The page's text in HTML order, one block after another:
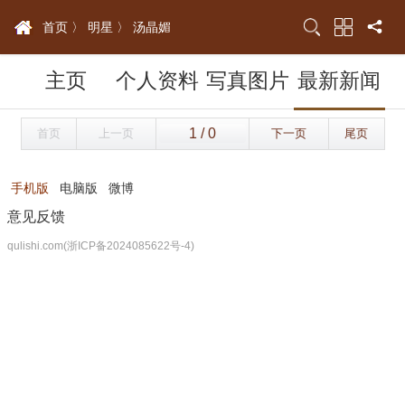
首页 〉 明星 〉 汤晶媚
主页 个人资料 写真图片 最新新闻
首页 上一页 下一页 尾页
手机版 电脑版 微博
意见反馈
qulishi.com(浙ICP备2024085622号-4)